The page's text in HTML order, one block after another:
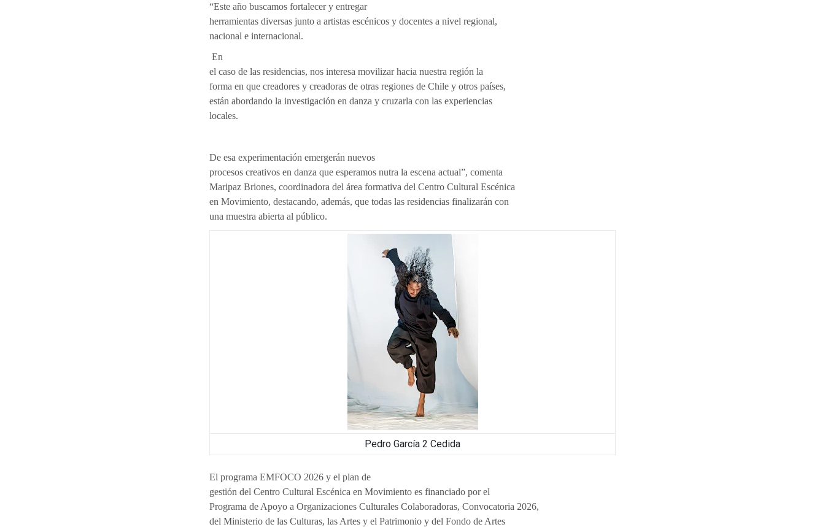
“Este año buscamos fortalecer y entregar
herramientas diversas junto a artistas escénicos y docentes a nivel regional,
nacional e internacional.
En
el caso de las residencias, nos interesa movilizar hacia nuestra región la
forma en que creadores y creadoras de otras regiones de Chile y otros países,
están abordando la investigación en danza y cruzarla con las experiencias
locales.
De esa experimentación emergerán nuevos
procesos creativos en danza que esperamos nutra la escena actual”, comenta
Maripaz Briones, coordinadora del área formativa del Centro Cultural Escénica
en Movimiento, destacando, además, que todas las residencias finalizarán con
una muestra abierta al público.
Pedro García 2 Cedida
El programa EMFOCO 2026 y el plan de
gestión del Centro Cultural Escénica en Movimiento es financiado por el
Programa de Apoyo a Organizaciones Culturales Colaboradoras, Convocatoria 2026,
del Ministerio de las Culturas, las Artes y el Patrimonio y del Fondo de Artes